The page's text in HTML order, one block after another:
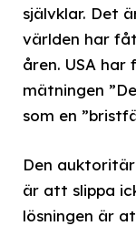
självklar. Det
världen har
åren. USA
mätningen
som en
Den
är att slippa
lösningen är